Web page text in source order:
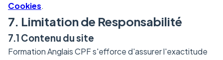
Cookies.
7. Limitation de Responsabilité
7.1 Contenu du site
Formation Anglais CPF s'efforce d'assurer l'exactitude